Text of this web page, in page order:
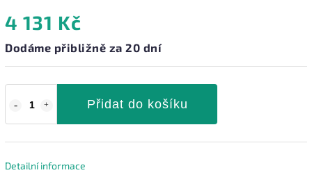
4 131 Kč
Dodáme přibližně za 20 dní
Přidat do košíku
Detailní informace